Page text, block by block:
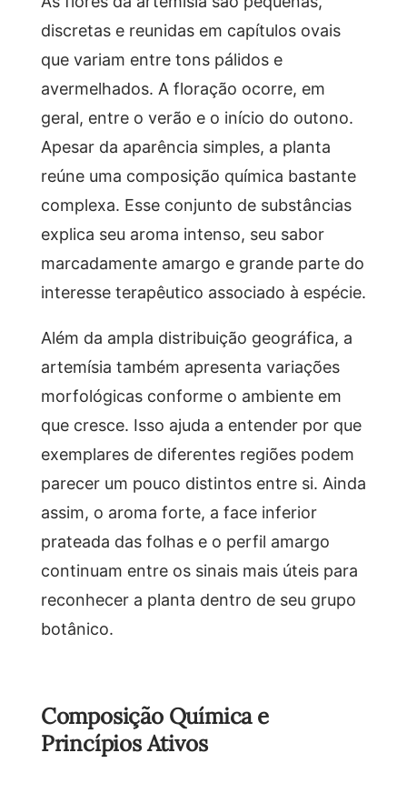
discretas e reunidas em capítulos ovais
que variam entre tons pálidos e
avermelhados. A floração ocorre, em
geral, entre o verão e o início do outono.
Apesar da aparência simples, a planta
reúne uma composição química bastante
complexa. Esse conjunto de substâncias
explica seu aroma intenso, seu sabor
marcadamente amargo e grande parte do
interesse terapêutico associado à espécie.
Além da ampla distribuição geográfica, a
artemísia também apresenta variações
morfológicas conforme o ambiente em
que cresce. Isso ajuda a entender por que
exemplares de diferentes regiões podem
parecer um pouco distintos entre si. Ainda
assim, o aroma forte, a face inferior
prateada das folhas e o perfil amargo
continuam entre os sinais mais úteis para
reconhecer a planta dentro de seu grupo
botânico.
Composição Química e
Princípios Ativos